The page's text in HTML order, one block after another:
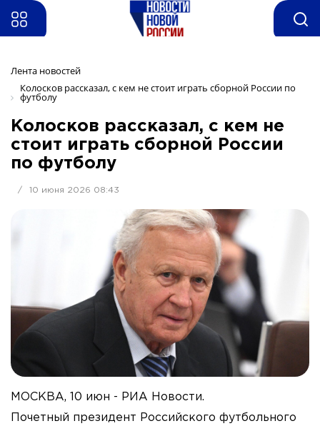
Лента новостей
Колосков рассказал, с кем не стоит играть сборной России по
футболу
Колосков рассказал, с кем не
стоит играть сборной России
по футболу
/ 10 июня 2026 08:43
МОСКВА, 10 июн - РИА Новости.
Почетный президент Российского футбольного